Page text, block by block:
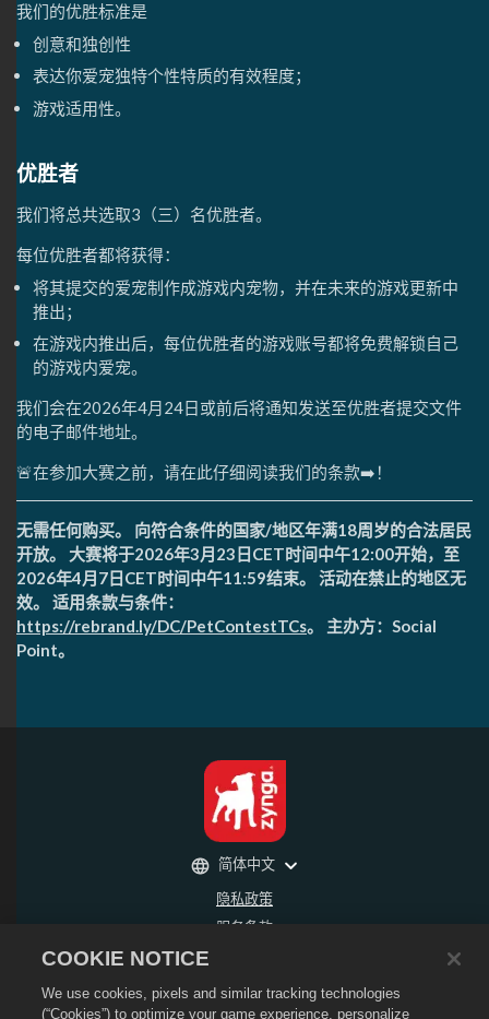
我们的优胜标准是
创意和独创性
表达你爱宠独特个性特质的有效程度；
游戏适用性。
优胜者
我们将总共选取3（三）名优胜者。
每位优胜者都将获得：
将其提交的爱宠制作成游戏内宠物，并在未来的游戏更新中
推出；
在游戏内推出后，每位优胜者的游戏账号都将免费解锁自己
的游戏内爱宠。
我们会在2026年4月24日或前后将通知发送至优胜者提交文件
的电子邮件地址。
🚨在参加大赛之前，请在此仔细阅读我们的条款➡️！
无需任何购买。 向符合条件的国家/地区年满18周岁的合法居民
开放。 大赛将于2026年3月23日CET时间中午12:00开始，至
2026年4月7日CET时间中午11:59结束。 活动在禁止的地区无
效。 适用条款与条件：
https://rebrand.ly/DC/PetContestTCs。 主办方：Social
Point。
隐私政策
服务条款
不得出售或分享我的个人信息
退款政策
Cookie政策
简体中文
COOKIE NOTICE
We use cookies, pixels and similar tracking technologies
(“Cookies”) to optimize your game experience, personalize